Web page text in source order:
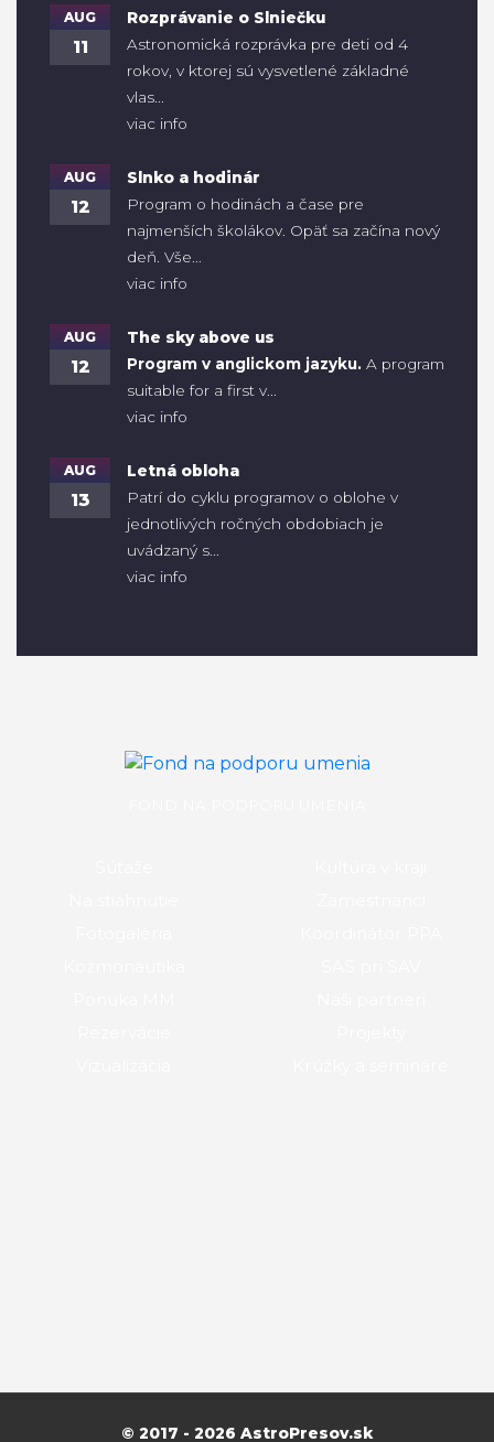
AUG
11
Rozprávanie o Slniečku
Astronomická rozprávka pre deti od 4
rokov, v ktorej sú vysvetlené základné
vlas...
viac info
AUG
12
Slnko a hodinár
Program o hodinách a čase pre
najmenších školákov. Opäť sa začína nový
deň. Vše...
viac info
AUG
12
The sky above us
Program v anglickom jazyku. A program
suitable for a first v...
viac info
AUG
13
Letná obloha
Patrí do cyklu programov o oblohe v
jednotlivých ročných obdobiach je
uvádzaný s...
viac info
© 2017 - 2026 AstroPresov.sk